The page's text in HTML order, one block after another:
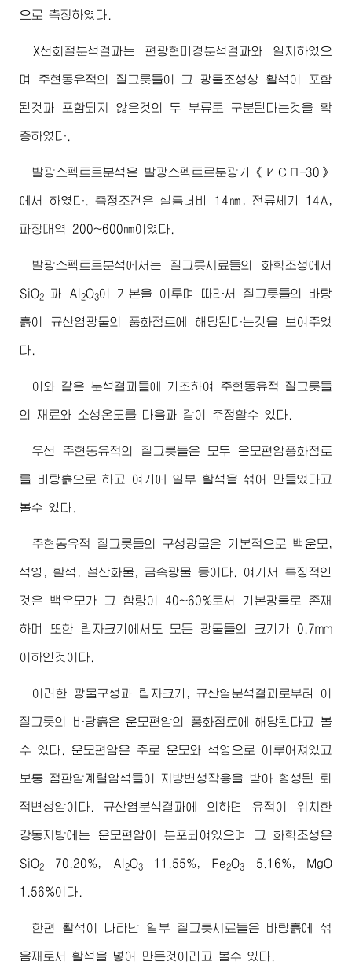
으로 측정하였다.
X선회절분석결과는 편광현미경분석결과와 일치하였으
며 주현동유적의 질그릇들이 그 광물조성상 활석이 포함
된것과 포함되지 않은것의 두 부류로 구분된다는것을 확
증하였다.
발광스펙트르분석은 발광스펙트르분광기《ИСП-30》
에서 하였다. 측정조건은 실틈너비 14㎚, 전류세기 14A,
파장대역 200~600㎚이였다.
발광스펙트르분석에서는 질그릇시료들의 화학조성에서
SiO2 과 Al 2O3이 기본을 이루며 따라서 질그릇들의 바탕
흙이 규산염광물의 풍화점토에 해당된다는것을 보여주었
다.
이와 같은 분석결과들에 기초하여 주현동유적 질그릇들
의 재료와 소성온도를 다음과 같이 추정할수 있다.
우선 주현동유적의 질그릇들은 모두 운모편암풍화점토
를 바탕흙으로 하고 여기에 일부 활석을 섞어 만들었다고
볼수 있다.
주현동유적 질그릇들의 구성광물은 기본적으로 백운모,
석영, 활석, 철산화물, 금속광물 등이다. 여기서 특징적인
것은 백운모가 그 함량이 40~60%로서 기본광물로 존재
하며 또한 립자크기에서도 모든 광물들의 크기가 0.7mm
이하인것이다.
이러한 광물구성과 립자크기, 규산염분석결과로부터 이
질그릇의 바탕흙은 운모편암의 풍화점토에 해당된다고 볼
수 있다. 운모편암은 주로 운모와 석영으로 이루어져있고
보통 점판암계렬암석들이 지방변성작용을 받아 형성된 퇴
적변성암이다. 규산염분석결과에 의하면 유적이 위치한
강동지방에는 운모편암이 분포되여있으며 그 화학조성은
SiO2 70.20%, Al 2O311.55%, Fe2O3 5.16%, MgO
1.56%이다.
한편 활석이 나타난 일부 질그릇시료들은 바탕흙에 섞
음재로서 활석을 넣어 만든것이라고 볼수 있다.